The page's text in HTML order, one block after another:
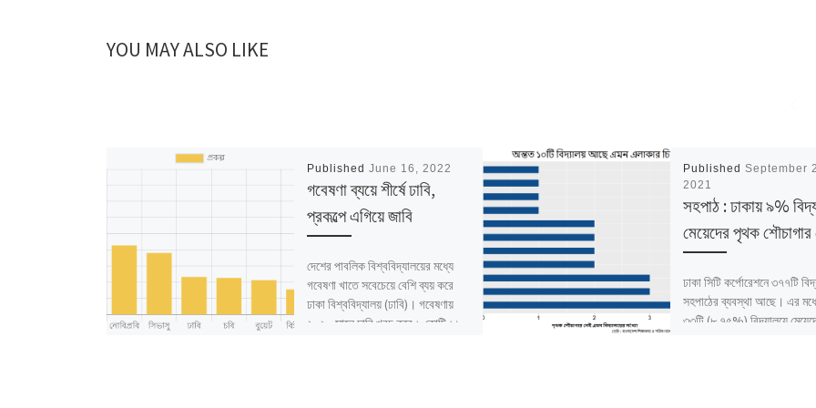
YOU MAY ALSO LIKE
PublishedJune 16, 2022
গবেষণা ব্যয়ে শীর্ষে ঢাবি,
প্রকল্পে এগিয়ে জাবি
দেশের পাবলিক বিশ্ববিদ্যালয়ের মধ্যে
গবেষণা খাতে সবেচেয়ে বেশি ব্যয় করে
ঢাকা বিশ্ববিদ্যালয় (ঢাবি)। গবেষণায়
২০২০ সালে ঢাবি খরচ করে ৬ কোটি ৬১
Published September
2021
সহপাঠ : ঢাকায় ৯%
মেয়েদের পৃথক শৌচাগার
ঢাকা সিটি কর্পোরেশনে ৩৭৭টি
সহপাঠের ব্যবস্থা আছে। এর
৩৩টি (৮.৭৫%) বিদ্যালয়ে